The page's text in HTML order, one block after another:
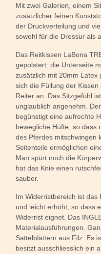
Mit zwei Galerien, einem
zusätzlicher feinen
der Druckverteilung und
sowohl für die Dressur als
Das Reitkissen LaBona
gepolstert: die Unterseite
zusätzlich mit 20mm Latex
sich die Füllung der
Reiter an. Das Sitzgefühl
unglaublich angenehm.
begünstigt eine aufrechte
bewegliche Hüfte, so dass
des Pferdes mitschwingen
Seitenteile ermöglichen
Man spürt noch die
hat das Knie einen
sauber.
Im Widerristbereich ist das
und leicht erhöht, so dass
Widerrist eignet. Das
Materialausführungen.
Sattelblättern aus Filz. Es
besitzt ausschliesslich ein